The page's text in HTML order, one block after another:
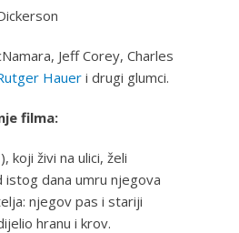
Jeff Corey, Charles
Haueri drugi glumci.
filma:
koji živi na ulici, želi
istog dana umru njegova
njegov pas i stariji
hranu i krov.